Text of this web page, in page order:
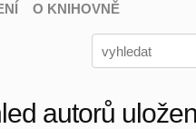
O KNIHOVNĚ
autorů